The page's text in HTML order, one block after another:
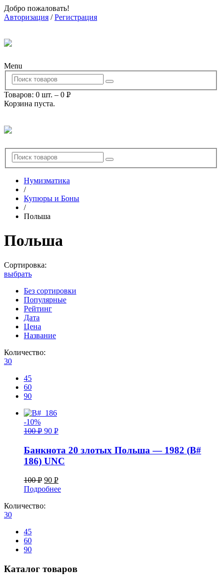
Добро пожаловать!
Авторизация /Регистрация
Menu
Товаров: 0 шт. – 0 Р
Корзина пуста.
Нумизматика
/
Купюры и Боны
/
Польша
Польша
Сортировка:
выбрать
Без сортировки
Популярные
Рейтинг
Дата
Цена
Название
Количество:
30
45
60
90
-10%
100Р 90 Р
Банкнота 20 злотых Польша — 1982 (B#
186) UNC
100Р
УБ.
90 Р
УБ.
Подробнее
Количество:
30
45
60
90
Каталог товаров